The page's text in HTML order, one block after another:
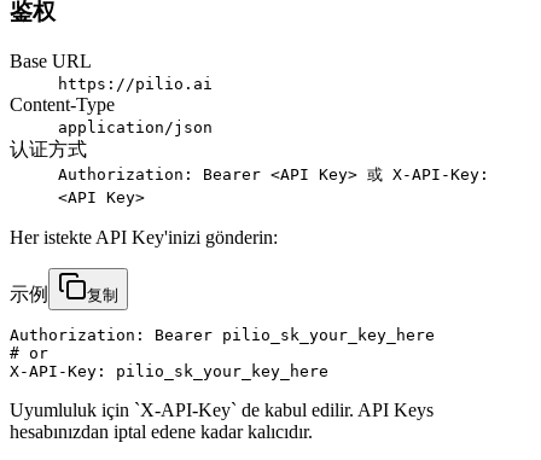
鉴权
Base URL
https://pilio.ai
Content-Type
application/json
认证方式
Authorization: Bearer <API Key> 或 X-API-Key:
<API Key>
Her istekte API Key'inizi gönderin:
示例 复制
Authorization: Bearer pilio_sk_your_key_here
# or
X-API-Key: pilio_sk_your_key_here
Uyumluluk için `X-API-Key` de kabul edilir. API Keys
hesabınızdan iptal edene kadar kalıcıdır.